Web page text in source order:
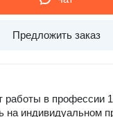
Предложить заказ
работы в профессии
на индивидуальном